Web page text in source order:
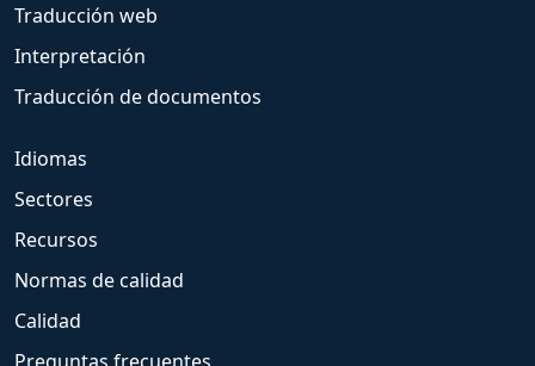
Traducción web
Interpretación
Traducción de documentos
Idiomas
Sectores
Recursos
Normas de calidad
Calidad